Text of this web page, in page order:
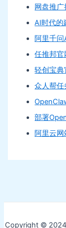
网盘推广
AI时代的
阿里千问
任推邦官
轻创宝典
众人帮任
部署
阿里云
Copyright © 2024